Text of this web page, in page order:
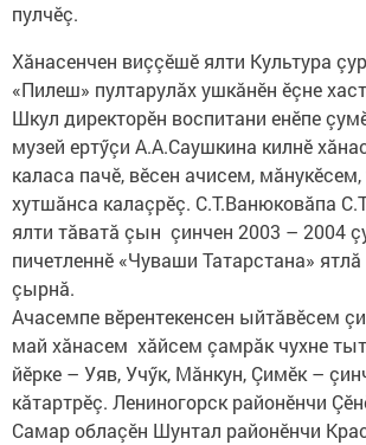
пулчӗç.
Хăнасенчен виççӗшӗ ялти Культура
«Пилеш» пултарулăх ушкăнӗн ӗçне
Шкул директорӗн воспитани енӗпе
музей ертӳçи А.А.Саушкина килнӗ
каласа пачӗ, вӗсен ачисем,
хутшăнса калаçрӗç. С.Т.Ванюковăпа
ялти тăватă çын çинчен 2003 – 2004
пичетленнӗ «Чуваши Татарстана» ятлă
çырнă.
Ачасемпе вӗрентекенсен ыйтăвӗсем
май хăнасем хăйсем çамрăк чухне
йӗрке – Уяв, Учӳк, Мăнкун, Çимӗк –
кăтартрӗç. Лениногорск районӗнчи
Самар облаçӗн Шунтал районӗнчи